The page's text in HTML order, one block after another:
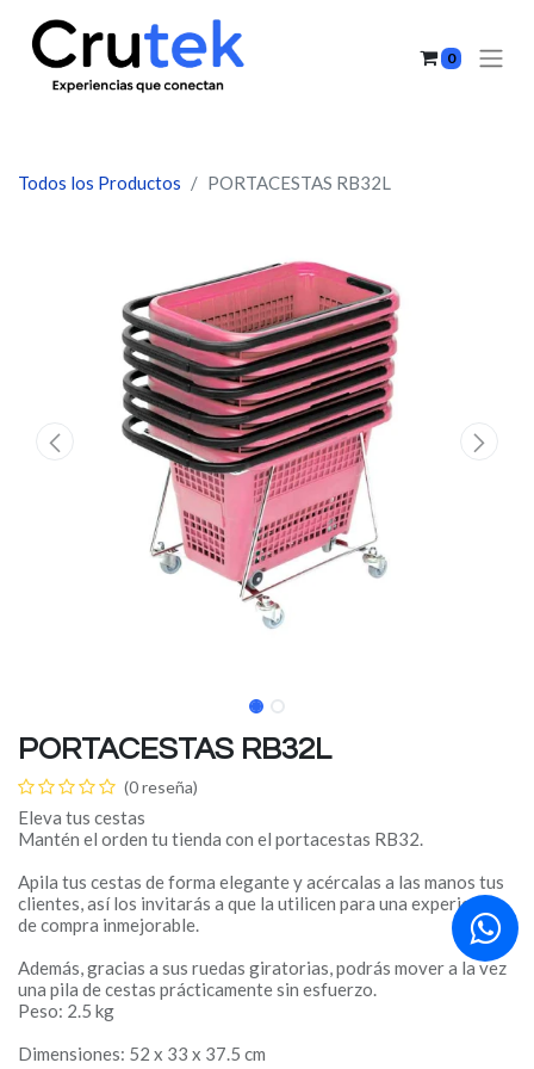
0
Todos los Productos PORTACESTAS RB32L
PORTACESTAS RB32L
(0 reseña)
Eleva tus cestas
Mantén el orden tu tienda con el portacestas RB32.
Apila tus cestas de forma elegante y acércalas a las manos tus
clientes, así los invitarás a que la utilicen para una experiencia
de compra inmejorable.
Además, gracias a sus ruedas giratorias, podrás mover a la vez
una pila de cestas prácticamente sin esfuerzo.
Peso: 2.5 kg
Dimensiones: 52 x 33 x 37.5 cm